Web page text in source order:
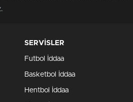
SERVİSLER
Futbol İddaa
Basketbol İddaa
Hentbol İddaa